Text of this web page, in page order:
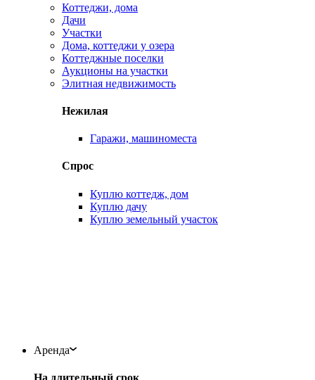
Коттеджи, дома
Дачи
Участки
Дома, коттеджи у озера
Коттеджные поселки
Аукционы на участки
Элитная недвижимость
Нежилая
Гаражи, машиноместа
Спрос
Куплю коттедж, дом
Куплю дачу
Куплю земельный участок
Аренда